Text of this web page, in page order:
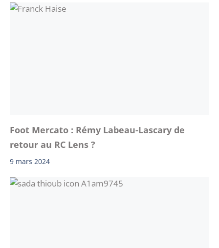
Foot Mercato : Rémy Labeau-Lascary de
retour au RC Lens ?
9 mars 2024